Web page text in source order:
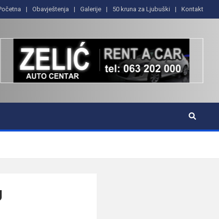
Obavještenja Galerije 50 kruna za Ljubuški Kontakt